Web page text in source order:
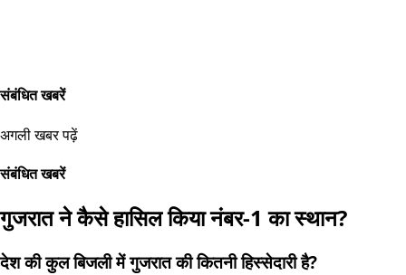
संबंधित खबरें
अगली खबर पढ़ें
संबंधित खबरें
गुजरात ने कैसे हासिल किया नंबर-1 का स्थान?
देश की कुल बिजली में गुजरात की कितनी हिस्सेदारी है?